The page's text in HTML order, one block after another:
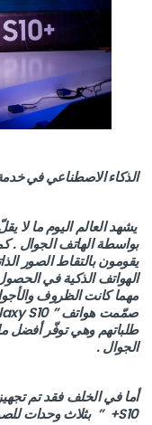
الذكاء الاصطناعي في
الهواتف الذكية في
مهما كانت الظروف
طلباتهم وهي توفّر أفضل
الجوال .
S10+ ” بثلاث وحدات للصورة وهي :